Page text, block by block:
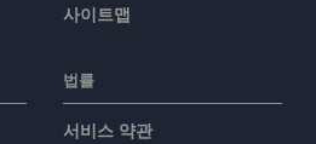
사이트맵
법률
서비스 약관